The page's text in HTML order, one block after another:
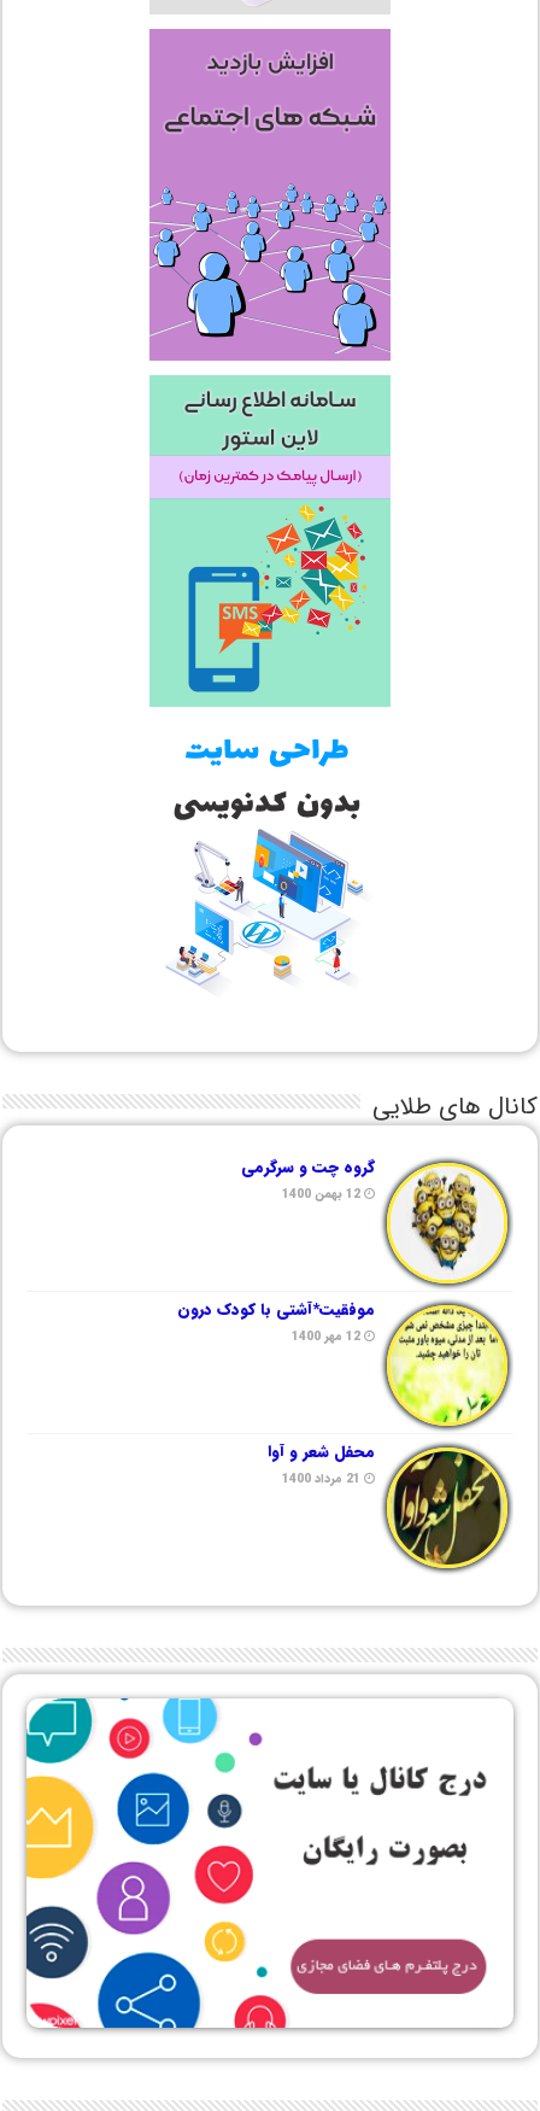
کانال های طلایی
گروه چت و سرگرمی
12 بهمن 1400
موفقیت*آشتی با کودک درون
12 مهر 1400
محفل شعر و آوا
21 مرداد 1400